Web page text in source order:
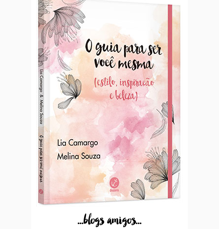
...blogs amigos...